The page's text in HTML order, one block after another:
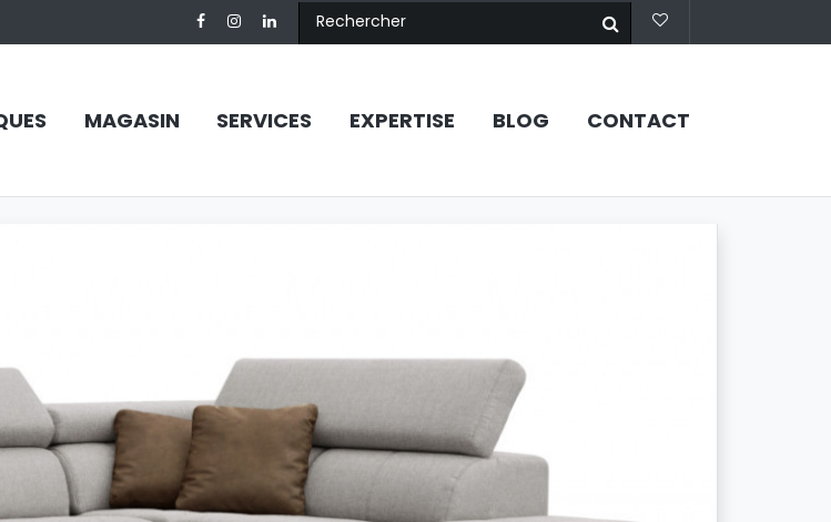
MAGASIN SERVICES EXPERTISE BLOG CONTACT